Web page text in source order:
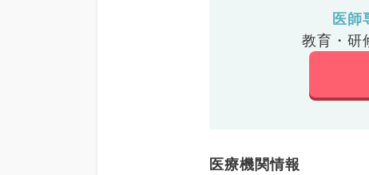
医師
教育・研
医療機関情報